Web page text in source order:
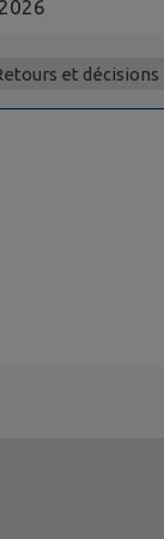
et décisions